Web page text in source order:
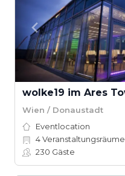
wolke19 im Ares
Wien / Donaustadt
Eventlocation
4Veranstaltungsräume
230 Gäste